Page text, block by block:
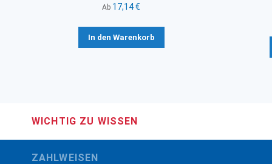
Ab 17,14 €
In den Warenkorb
WICHTIG ZU WISSEN
ZAHLWEISEN